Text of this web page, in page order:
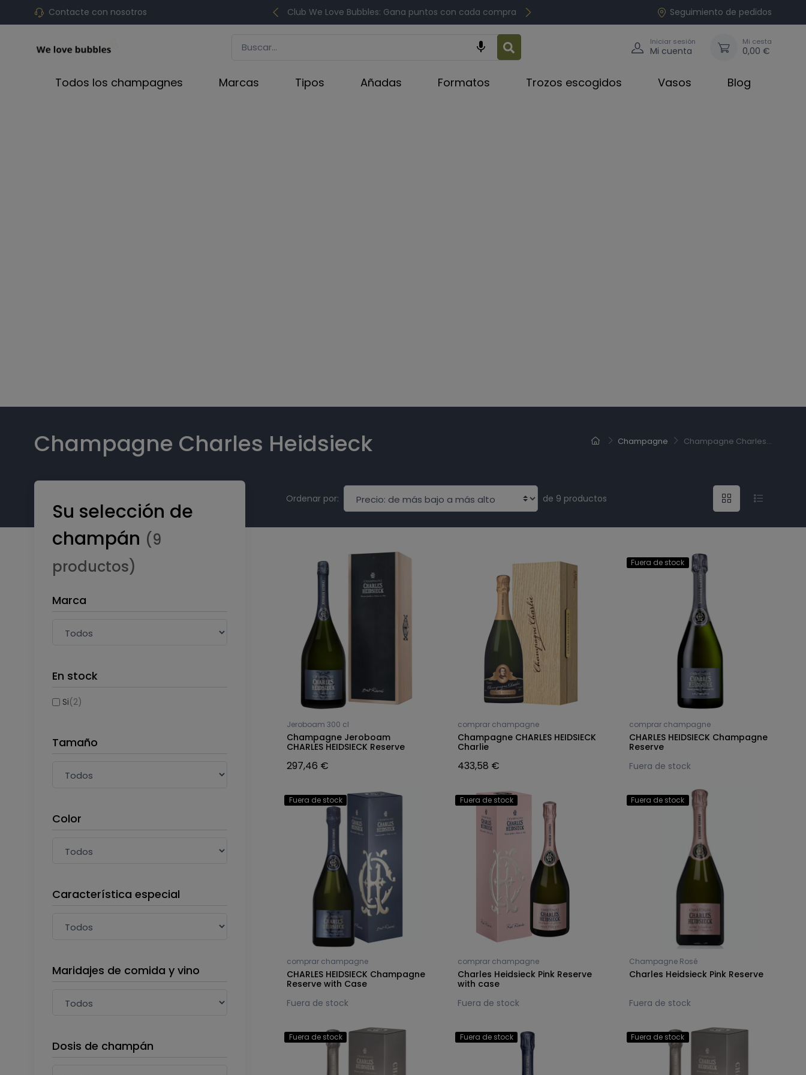
Contacte con nosotros Club We Love Bubbles: Gana puntos con cada compra Seguimiento de pedidos
 Iniciar sesión
Mi cuenta
Mi cesta
0,00 €
Todos los champagnes Marcas Tipos Añadas Formatos Trozos escogidos Vasos Blog
Champagne Champagne Charles...
Champagne Charles Heidsieck
Su selección de
champán (9
productos)
Marca
En stock
Si(2)
Tamaño
Color
Característica especial
Maridajes de comida y vino
Dosis de champán
Ordenar por: de 9 productos
Jeroboam 300 cl
Champagne Jeroboam
CHARLES HEIDSIECK Reserve
297,46 €
comprar champagne
Champagne CHARLES HEIDSIECK
Charlie
433,58 €
Fuera de stock
comprar champagne
CHARLES HEIDSIECK Champagne
Reserve
Fuera de stock
Fuera de stock
comprar champagne
CHARLES HEIDSIECK Champagne
Reserve with Case
Fuera de stock
Fuera de stock
comprar champagne
Charles Heidsieck Pink Reserve
with case
Fuera de stock
Fuera de stock
Champagne Rosé
Charles Heidsieck Pink Reserve
Fuera de stock
Fuera de stock Fuera de stock Fuera de stock